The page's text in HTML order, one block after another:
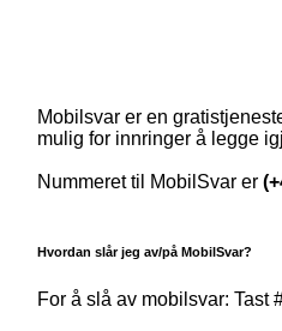
Mobilsvar er en
mulig for innringer å legge
Nummeret til MobilSvar er
Hvordan slår jeg av/på MobilSvar?
For å slå av mobilsvar: Tast